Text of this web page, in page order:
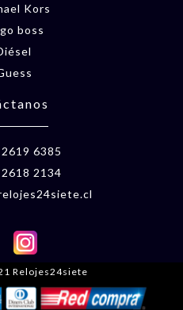
Kors
boss
6385
2134
Relojes24siete